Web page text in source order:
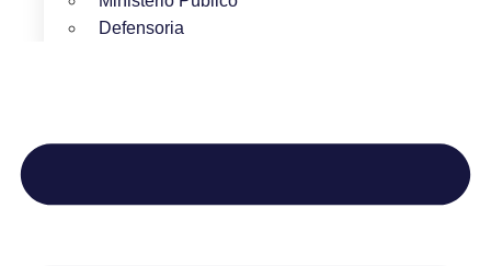
Defensoria